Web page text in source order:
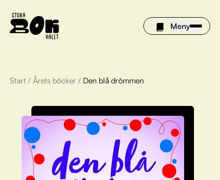
Meny
Årets böcker
Om Stora bokvalet
Olivia tipsar
Vinnare
Start / Årets böcker / Den blå drömmen